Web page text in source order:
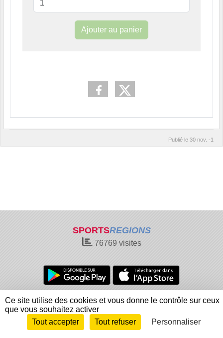
Ajouter au panier
Publié le 30 nov. -1
SPORTSREGIONS
76769 visites
Charte cookies
Gestion des cookies
Informations légales
Signaler un contenu inapproprié
Envie de participer ?
Connexion
Ce site utilise des cookies et vous donne le contrôle sur ceux
que vous souhaitez activer
Tout accepter
Tout refuser Personnaliser